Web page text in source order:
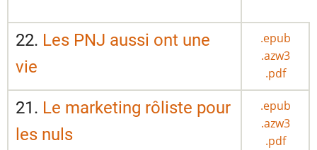
22. Les PNJ aussi ont une
vie
.epub
.azw3
.pdf
21. Le marketing rôliste pour
les nuls
.epub
.azw3
.pdf